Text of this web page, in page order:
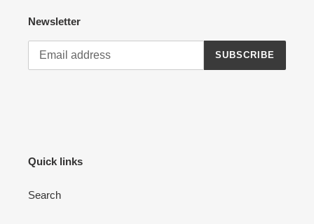
Newsletter
SUBSCRIBE
Quick links
Search